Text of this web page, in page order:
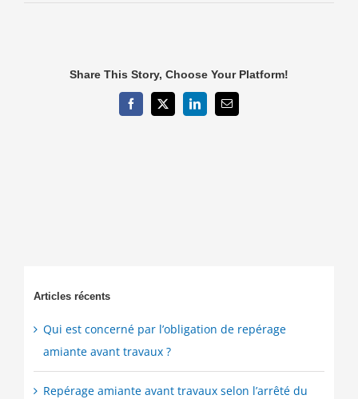
Share This Story, Choose Your Platform!
Facebook
X LinkedInEmail
Articles récents
Qui est concerné par l’obligation de repérage
amiante avant travaux ?
Repérage amiante avant travaux selon l’arrêté du